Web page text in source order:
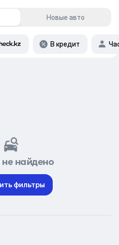
Новые авто
В кредит
не найдено
фильтры